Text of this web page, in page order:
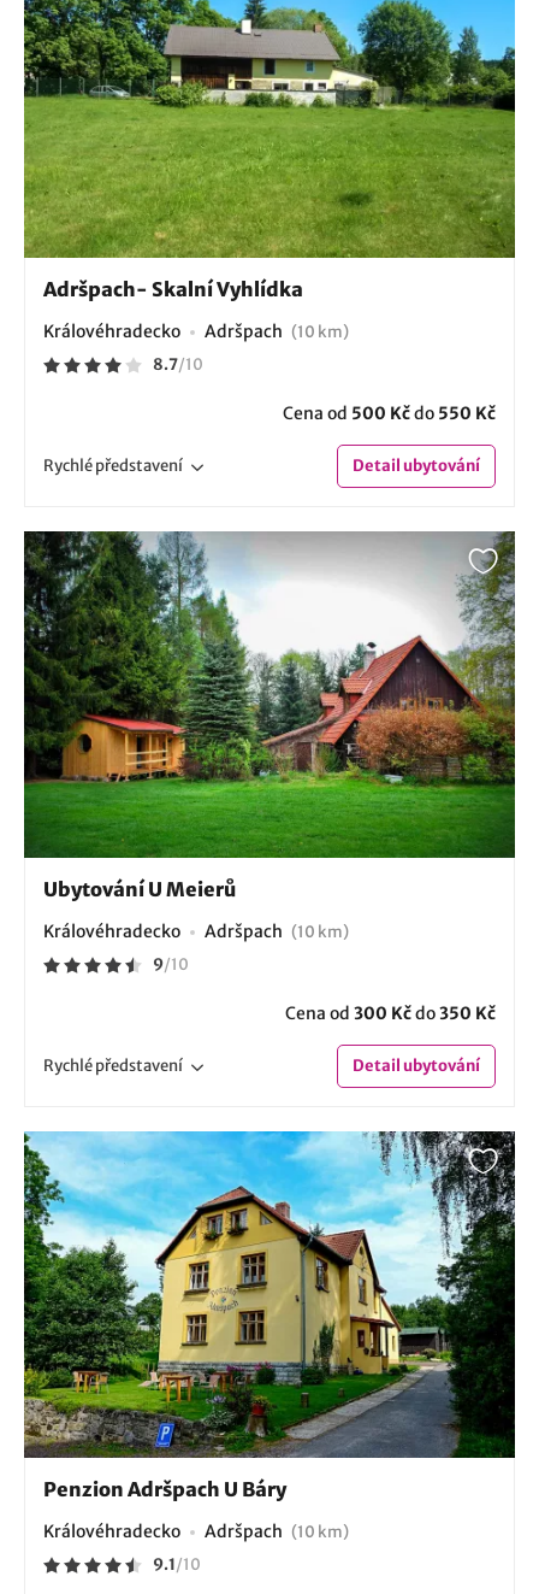
Adršpach- Skalní Vyhlídka
Královéhradecko Adršpach (10 km)
8.7/10
Cena od 500 Kčdo 550 Kč
Rychlépředstavení Detailubytování
Ubytování U Meierů
Královéhradecko Adršpach (10 km)
9/10
Cena od 300 Kčdo350 Kč
Rychlépředstavení Detailubytování
Penzion Adršpach U Báry
Královéhradecko Adršpach (10 km)
9.1/10